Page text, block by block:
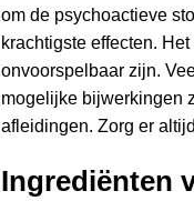
om de psychoactieve
krachtigste effecten.
onvoorspelbaar zijn.
mogelijke bijwerkingen
afleidingen. Zorg er
Ingrediënten